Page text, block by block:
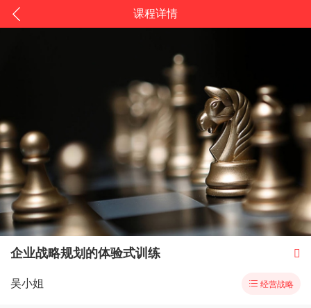
课程详情
企业战略规划的体验式训练 
吴小姐  经营战略